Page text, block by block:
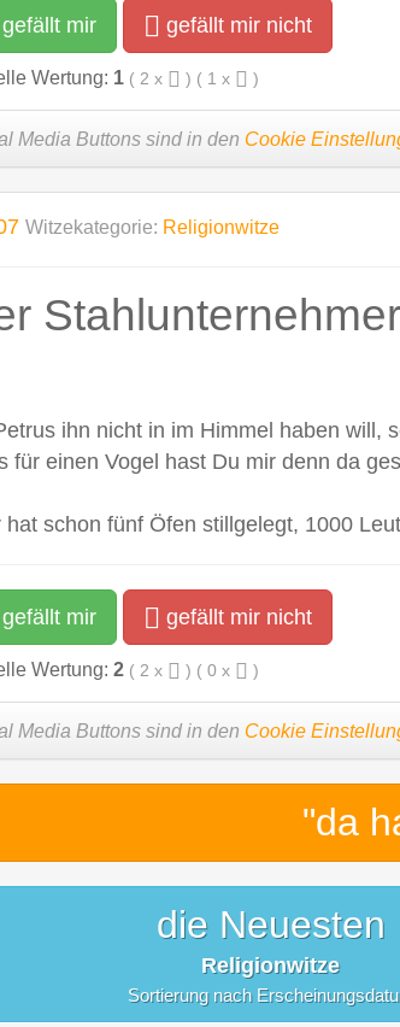
gefällt mir gefällt mir nicht
Wertung: 1 ( 2 x ) ( 1 x )
Media Buttons sind in den Cookie
Witzekategorie: Religionwitze
ihn nicht in im Himmel haben will,
für einen Vogel hast Du mir denn da
hat schon fünf Öfen stillgelegt, 1000
gefällt mir gefällt mir nicht
Wertung: 2 ( 2 x ) ( 0 x )
Media Buttons sind in den Cookie
"da
die Neuesten
Religionwitze
Sortierung nach